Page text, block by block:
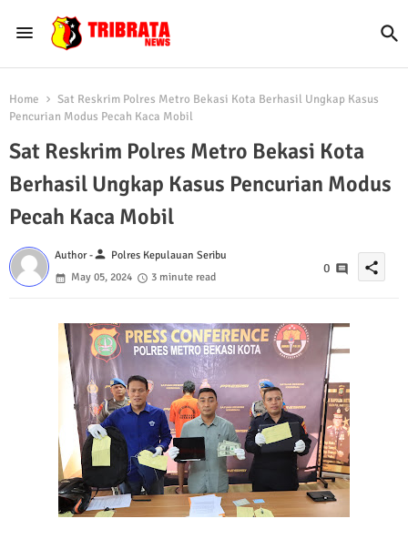
Home
Sat Reskrim Polres Metro Bekasi Kota Berhasil Ungkap Kasus
Pencurian Modus Pecah Kaca Mobil
Sat Reskrim Polres Metro Bekasi Kota
Berhasil Ungkap Kasus Pencurian Modus
Pecah Kaca Mobil
Author -person Polres Kepulauan Seribu
May 05, 2024
3 minute read
0 share